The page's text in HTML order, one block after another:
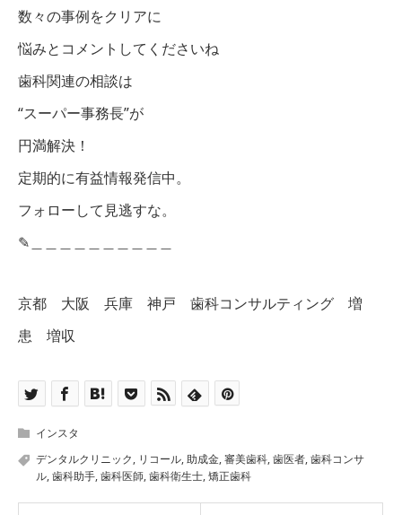
数々の事例をクリアに
悩みとコメントしてくださいね
歯科関連の相談は
“スーパー事務長”が
円満解決！
定期的に有益情報発信中。
フォローして見逃すな。
✎︎＿＿＿＿＿＿＿＿＿＿
京都 大阪 兵庫 神戸 歯科コンサルティング 増
患 増収
インスタ
デンタルクリニック, リコール,助成金,審美歯科,歯医者,歯科コンサ
ル,歯科助手,歯科医師,歯科衛生士,矯正歯科